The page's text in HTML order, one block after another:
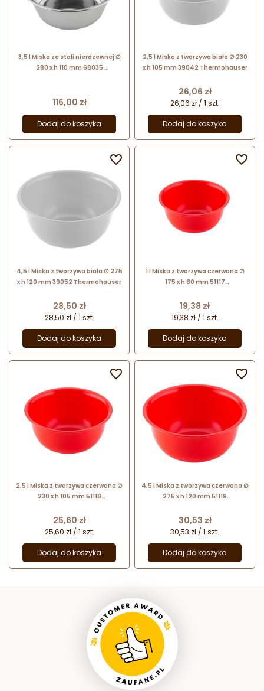
3,5 l Miska ze stali nierdzewnej ∅
280 x h 110 mm 68035
Cena
116,00 zł
Dodaj do koszyka
2,5 l Miska z tworzywa biała ∅ 230
x h 105 mm 39042 Thermohauser
Cena
26,06 zł
26,06 zł / 1 szt.
Dodaj do koszyka
4,5 l Miska z tworzywa biała ∅ 275
x h 120 mm 39052 Thermohauser
Cena
28,50 zł
28,50 zł / 1 szt.
Dodaj do koszyka

1 l Miska z tworzywa czerwona ∅
175 x h 80 mm 51117
Cena
19,38 zł
19,38 zł / 1 szt.
Dodaj do koszyka

2,5 l Miska z tworzywa czerwona ∅
230 x h 105 mm 51118
Cena
25,60 zł
25,60 zł / 1 szt.
Dodaj do koszyka

4,5 l Miska z tworzywa czerwona ∅
275 x h 120 mm 51119
Cena
30,53 zł
30,53 zł / 1 szt.
Dodaj do koszyka
